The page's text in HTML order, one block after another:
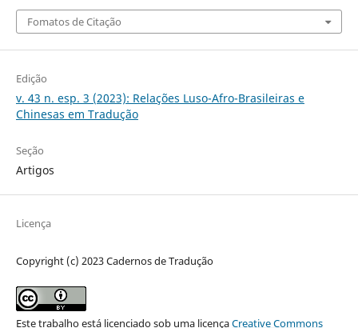
Fomatos de Citação
Edição
v. 43 n. esp. 3 (2023): Relações Luso-Afro-Brasileiras e
Chinesas em Tradução
Seção
Artigos
Licença
Copyright (c) 2023 Cadernos de Tradução
Este trabalho está licenciado sob uma licençaCreative Commons